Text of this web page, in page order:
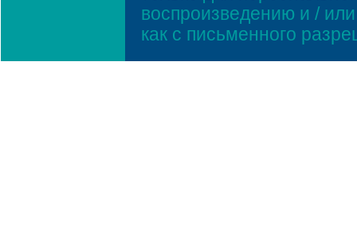
воспроизведению и /
как с письменного